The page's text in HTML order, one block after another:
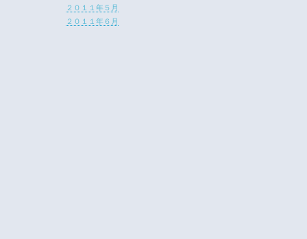
２０１１年５月
２０１１年６月